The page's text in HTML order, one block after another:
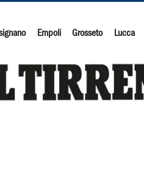
Empoli Grosseto Lucca